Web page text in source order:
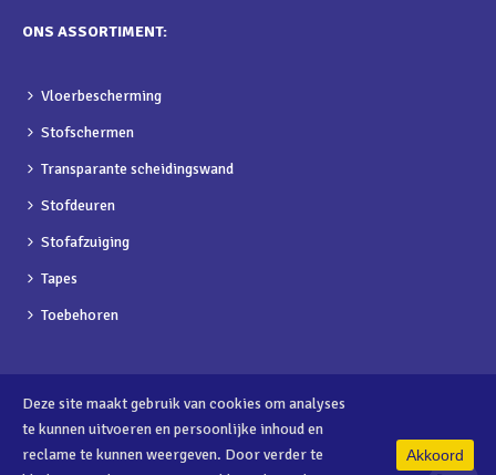
ONS ASSORTIMENT:
Vloerbescherming
Stofschermen
Transparante scheidingswand
Stofdeuren
Stofafzuiging
Tapes
Toebehoren
0
Deze site maakt gebruik van cookies om analyses
te kunnen uitvoeren en persoonlijke inhoud en
reclame te kunnen weergeven. Door verder te
Akkoord